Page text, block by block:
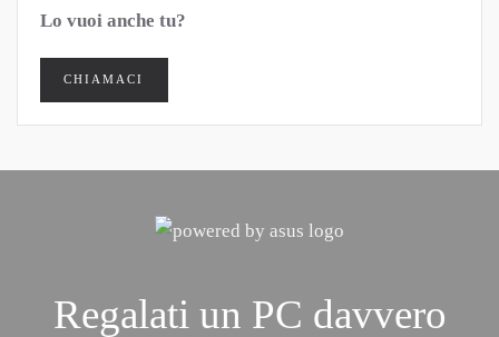
Lo vuoi anche tu?
CHIAMACI
Regalati un PC davvero